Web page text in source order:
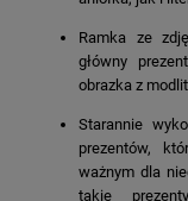
Ramka ze
główny
obrazka z
Starannie
prezentów,
ważnym dla
takie